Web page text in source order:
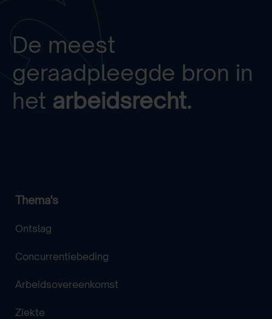
De meest
geraadpleegde bron in
het arbeidsrecht.
Thema's
Ontslag
Concurrentiebeding
Arbeidsovereenkomst
Ziekte